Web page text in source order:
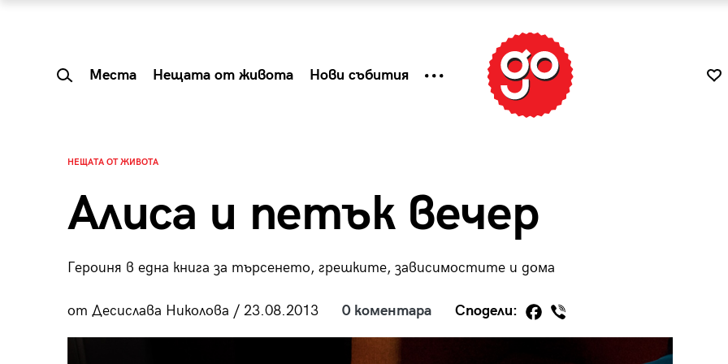
Места Нещата от живота Нови събития
НЕЩАТА ОТ ЖИВОТА
Алиса и петък вечер
Героиня в една книга за търсенето, грешките, зависимостите и дома
от Десислава Николова / 23.08.2013 0 коментара Сподели:
Summer Prelude: как
Tender is the Wine – Какво